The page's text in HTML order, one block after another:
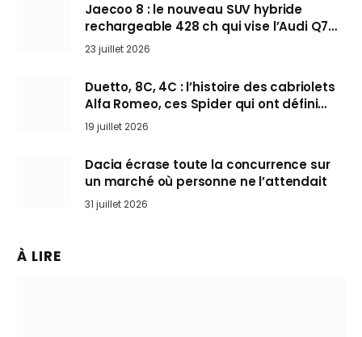
Jaecoo 8 : le nouveau SUV hybride
rechargeable 428 ch qui vise l’Audi Q7
arrive en Europe cet automne
23 juillet 2026
Duetto, 8C, 4C : l’histoire des cabriolets
Alfa Romeo, ces Spider qui ont défini
l’art de rouler cheveux au vent
19 juillet 2026
Dacia écrase toute la concurrence sur
un marché où personne ne l’attendait
31 juillet 2026
À LIRE